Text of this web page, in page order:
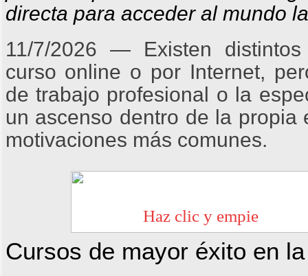
directa para acceder al mundo
11/7/2026 — Existen
curso online o por Internet,
de trabajo profesional o la
un ascenso dentro de la propia
motivaciones más comunes.
Cursos de mayor éxito en